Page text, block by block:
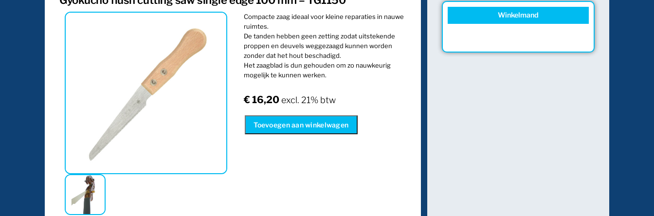
Compacte zaag ideaal voor kleine reparaties in nauwe
ruimtes.
De tanden hebben geen zetting zodat uitstekende
proppen en deuvels weggezaagd kunnen worden
zonder dat het hout beschadigd.
Het zaagblad is dun gehouden om zo nauwkeurig
mogelijk te kunnen werken.
€16,20 excl. 21% btw
Toevoegen aan winkelwagen
Winkelmand